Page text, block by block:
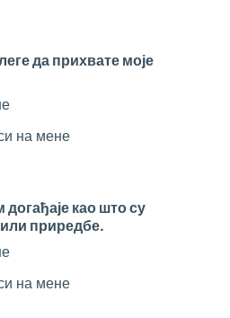
да прихвате моје
на мене
као што су
приредбе.
на мене